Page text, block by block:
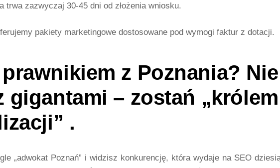
trwa zazwyczaj 30-45 dni od złożenia wniosku.
pakiety marketingowe dostosowane pod wymogi faktur z dotacji.
z Poznania? Nie
gigantami – zostań „królem
.
„adwokat Poznań” i widzisz konkurencję, która wydaje na SEO